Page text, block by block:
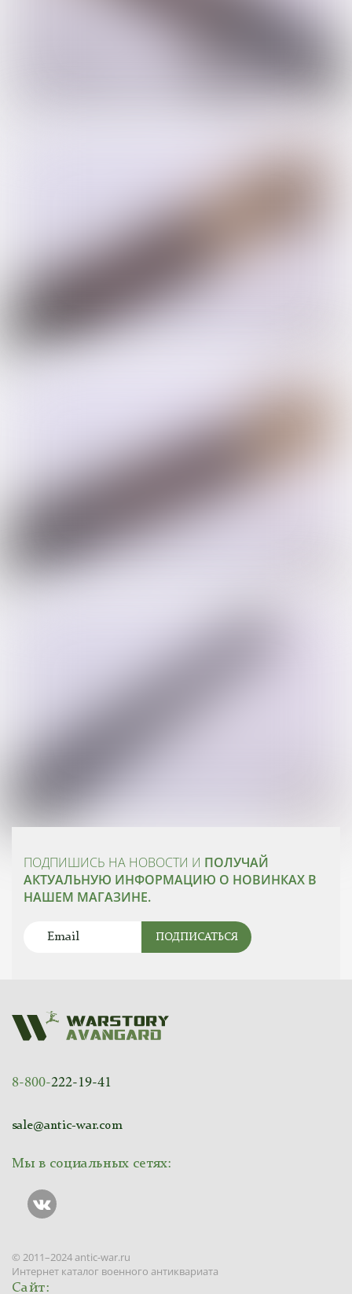
ПОДПИШИСЬ НА НОВОСТИ И ПОЛУЧАЙ
АКТУАЛЬНУЮ ИНФОРМАЦИЮ О НОВИНКАХ В
НАШЕМ МАГАЗИНЕ.
ПОДПИСАТЬСЯ
8-800-222-19-41
sale@antic-war.com
Мы в социальных сетях:
© 2011–2024 antic-war.ru
Интернет каталог военного антиквариата
Сайт: